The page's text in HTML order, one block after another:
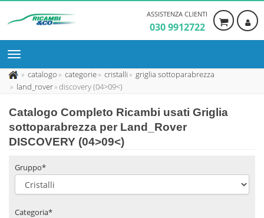
ASSISTENZA CLIENTI
030 9912722
catalogo categorie cristalli
griglia sottoparabrezza
land_rover discovery (04>09<)
Catalogo Completo Ricambi usati Griglia
sottoparabrezza per Land_Rover
DISCOVERY (04>09<)
Gruppo*
Categoria*